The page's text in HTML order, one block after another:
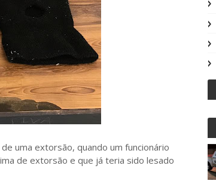
uma extorsão, quando um funcionário
de extorsão e que já teria sido lesado